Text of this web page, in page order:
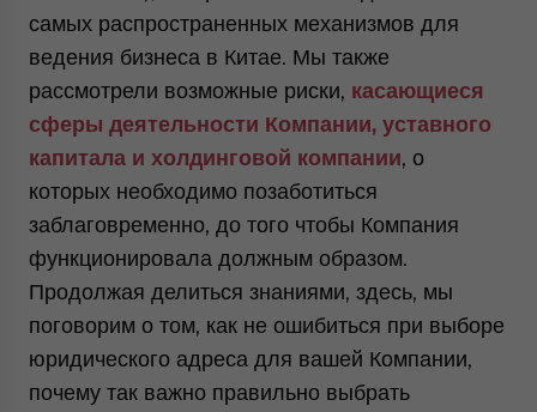
самых распространенных механизмов для
ведения бизнеса в Китае. Мы также
рассмотрели возможные риски, касающиеся
сферы деятельности Компании, уставного
капитала и холдинговой компании, о
которых необходимо позаботиться
заблаговременно, до того чтобы Компания
функционировала должным образом.
Продолжая делиться знаниями, здесь, мы
поговорим о том, как не ошибиться при выборе
юридического адреса для вашей Компании,
почему так важно правильно выбрать
website. Please send me business news and updates
for Asia!